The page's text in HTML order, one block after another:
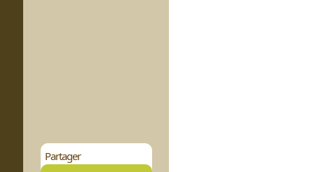
Partager